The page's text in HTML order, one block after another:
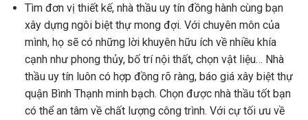
Tìm đơn vị thiết kế, nhà thầu uy tín đồng hành cùng bạn
xây dựng ngôi biệt thự mong đợi. Với chuyên môn của
mình, họ sẽ có những lời khuyên hữu ích về nhiều khía
cạnh như phong thủy, bố trí nội thất, chọn vật liệu… Nhà
thầu uy tín luôn có hợp đồng rõ ràng, báo giá xây biệt thự
quận Bình Thạnh minh bạch. Chọn được nhà thầu tốt bạn
có thể an tâm về chất lượng công trình. Với cự tối ưu về